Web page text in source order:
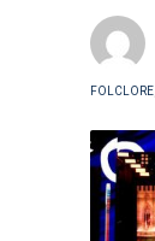
FOLCLORE